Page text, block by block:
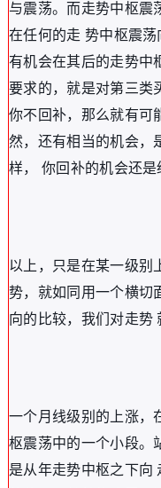
与震荡。而走势中枢震
在任何的走 势中枢震
有机会在其后的走势中
要求的，就是对第三类
你不回补，那么就有可
然，还有相当的机会，
样， 你回补的机会还是
以上，只是在某一级别
势，就如同用一个横切
向的比较，我们对走势
一个月线级别的上涨，
枢震荡中的一个小段。
是从年走势中枢之下向